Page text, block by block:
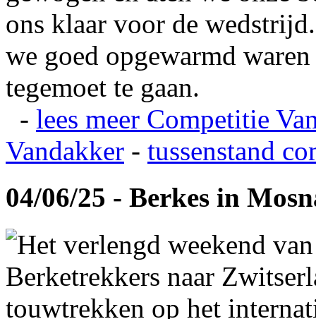
ons klaar voor de
we goed opgewarmd
tegemoet te gaan.
- lees meer Competitie
Vandakker - tussenstand
04/06/25 - Berkes in
Het verlengd weekend
Berketrekkers naar
touwtrekken op het